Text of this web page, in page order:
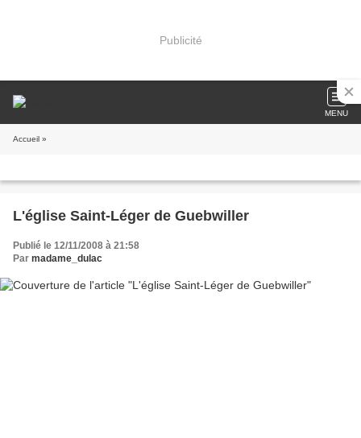
Publicité
MENU
Accueil »
L'église Saint-Léger de Guebwiller
Publié le 12/11/2008 à 21:58
Par madame_dulac